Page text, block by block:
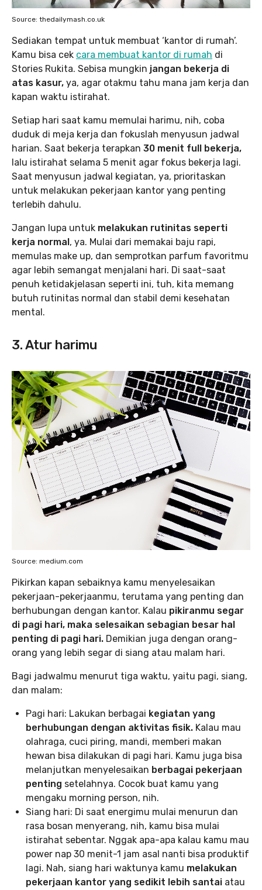
Source: thedailymash.co.uk
Sediakan tempat untuk membuat ‘kantor di rumah’.
Kamu bisa cek cara membuat kantor di rumah di
Stories Rukita. Sebisa mungkin jangan bekerja di
atas kasur, ya, agar otakmu tahu mana jam kerja dan
kapan waktu istirahat.
Setiap hari saat kamu memulai harimu, nih, coba
duduk di meja kerja dan fokuslah menyusun jadwal
harian. Saat bekerja terapkan 30 menit full bekerja,
lalu istirahat selama 5 menit agar fokus bekerja lagi.
Saat menyusun jadwal kegiatan, ya, prioritaskan
untuk melakukan pekerjaan kantor yang penting
terlebih dahulu.
Jangan lupa untuk melakukan rutinitas seperti
kerja normal , ya. Mulai dari memakai baju rapi,
memulas make up, dan semprotkan parfum favoritmu
agar lebih semangat menjalani hari. Di saat-saat
penuh ketidakjelasan seperti ini, tuh, kita memang
butuh rutinitas normal dan stabil demi kesehatan
mental.
3. Atur harimu
Source: medium.com
Pikirkan kapan sebaiknya kamu menyelesaikan
pekerjaan-pekerjaanmu, terutama yang penting dan
berhubungan dengan kantor. Kalau pikiranmu segar
di pagi hari, maka selesaikan sebagian besar hal
penting di pagi hari. Demikian juga dengan orang-
orang yang lebih segar di siang atau malam hari.
Bagi jadwalmu menurut tiga waktu, yaitu pagi, siang,
dan malam:
Pagi hari: Lakukan berbagai kegiatan yang
berhubungan dengan aktivitas fisik. Kalau mau
olahraga, cuci piring, mandi, memberi makan
hewan bisa dilakukan di pagi hari. Kamu juga bisa
melanjutkan menyelesaikan berbagai pekerjaan
penting setelahnya. Cocok buat kamu yang
mengaku morning person, nih.
Siang hari: Di saat energimu mulai menurun dan
rasa bosan menyerang, nih, kamu bisa mulai
istirahat sebentar. Nggak apa-apa kalau kamu mau
power nap 30 menit-1 jam asal nanti bisa produktif
lagi. Nah, siang hari waktunya kamu melakukan
pekerjaan kantor yang sedikit lebih santai atau